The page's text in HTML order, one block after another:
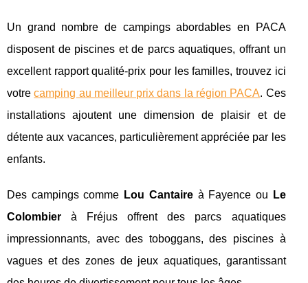
Un grand nombre de campings abordables en PACA
disposent de piscines et de parcs aquatiques, offrant un
excellent rapport qualité-prix pour les familles, trouvez ici
votrecamping au meilleur prix dans la région PACA. Ces
installations ajoutent une dimension de plaisir et de
détente aux vacances, particulièrement appréciée par les
enfants.
Des campings comme Lou Cantaireà Fayence ou
Le
Colombier à Fréjus offrent des parcs aquatiques
impressionnants, avec des toboggans, des piscines à
vagues et des zones de jeux aquatiques, garantissant